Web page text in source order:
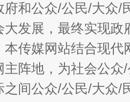
府和公众/公民/大众/
大发展，最终实现
本传媒网站结合现
主阵地，为社会公
之间公众/公民/大众/